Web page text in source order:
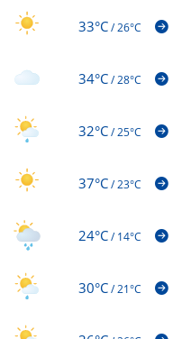
33°C/26°C
34°C/28°C
32°C/25°C
37°C/23°C
24°C/14°C
30°C/21°C